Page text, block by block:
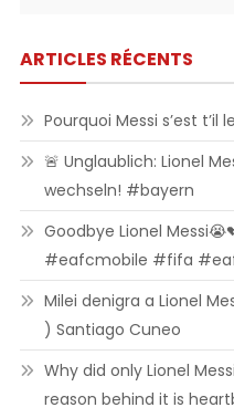
ARTICLES RÉCENTS
Pourquoi Messi s’est t’il
🚨 Unglaublich: Lionel
wechseln! #bayern
Goodbye Lionel
#eafcmobile #fifa
Milei denigra a Lionel
) Santiago Cuneo
Why did only Lionel
reason behind it is